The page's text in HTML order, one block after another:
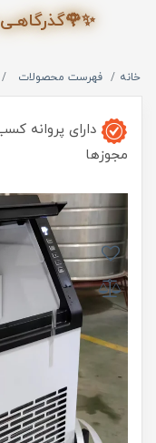
خانه فهرست محصولات
دارای پروانه
مجوزها